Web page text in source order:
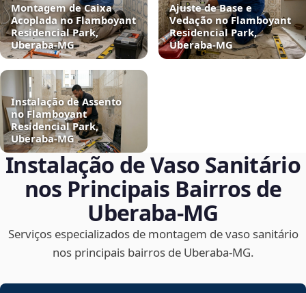
Montagem de Caixa
Acoplada no Flamboyant
Residencial Park,
Uberaba‑MG
Ajuste de Base e
Vedação no Flamboyant
Residencial Park,
Uberaba‑MG
Instalação de Assento
no Flamboyant
Residencial Park,
Uberaba‑MG
Instalação de Vaso Sanitário
nos Principais Bairros de
Uberaba‑MG
Serviços especializados de montagem de vaso sanitário
nos principais bairros de Uberaba‑MG.